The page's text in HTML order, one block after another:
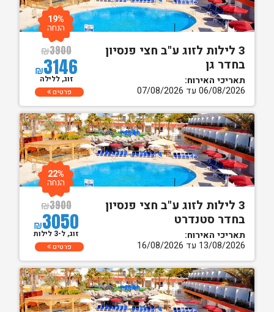
3 לילות לזוג ע"ב חצי פנסיון
בחדר גן
תאריכי האירוח:
06/08/2026 עד 07/08/2026
₪3900
₪3146
19%
הנחה
זוג, ללילה
פרטים
3 לילות לזוג ע"ב חצי פנסיון
בחדר סטנדרט
תאריכי האירוח:
13/08/2026 עד 16/08/2026
₪3900
₪3050
22%
הנחה
זוג, ל-3 לילות
פרטים